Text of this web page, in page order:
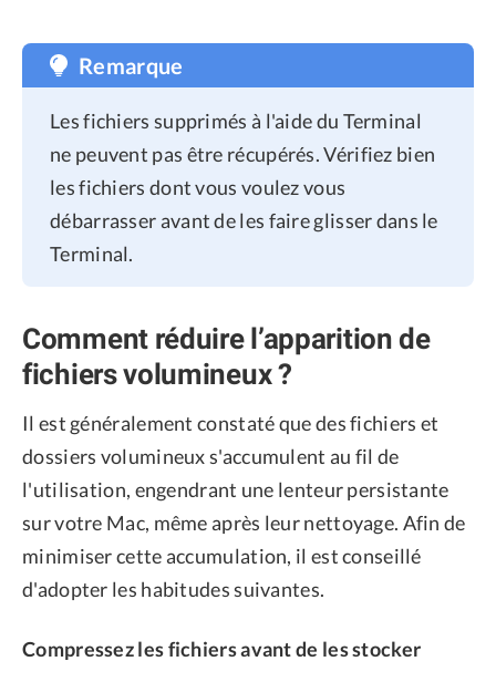
Remarque
Les fichiers supprimés à l'aide du Terminal
ne peuvent pas être récupérés. Vérifiez bien
les fichiers dont vous voulez vous
débarrasser avant de les faire glisser dans le
Terminal.
Comment réduire l’apparition de
fichiers volumineux ?
Il est généralement constaté que des fichiers et
dossiers volumineux s'accumulent au fil de
l'utilisation, engendrant une lenteur persistante
sur votre Mac, même après leur nettoyage. Afin de
minimiser cette accumulation, il est conseillé
d'adopter les habitudes suivantes.
Compressez les fichiers avant de les stocker